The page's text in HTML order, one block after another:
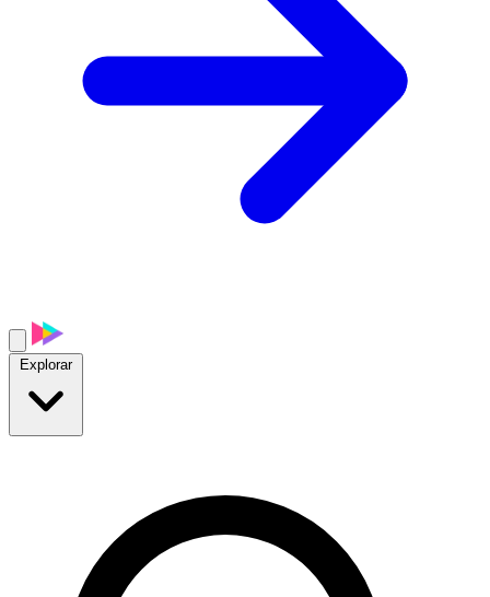
Explorar